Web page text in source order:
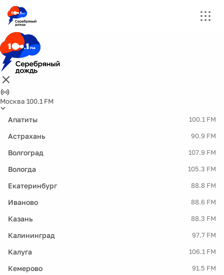
Москва 100.1 FM
Апатиты 100.1 FM
Астрахань 90.9 FM
Волгоград 107.9 FM
Вологда 105.3 FM
Екатеринбург 88.8 FM
Иваново 88.6 FM
Казань 88.3 FM
Калининград 97.7 FM
Калуга 106.1 FM
Кемерово 91.5 FM